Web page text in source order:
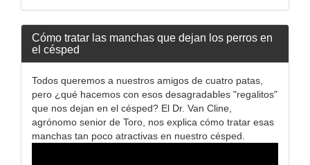
Cómo tratar las manchas que dejan los perros en
el césped
Todos queremos a nuestros amigos de cuatro patas,
pero ¿qué hacemos con esos desagradables "regalitos"
que nos dejan en el césped? El Dr. Van Cline,
agrónomo senior de Toro, nos explica cómo tratar esas
manchas tan poco atractivas en nuestro césped.